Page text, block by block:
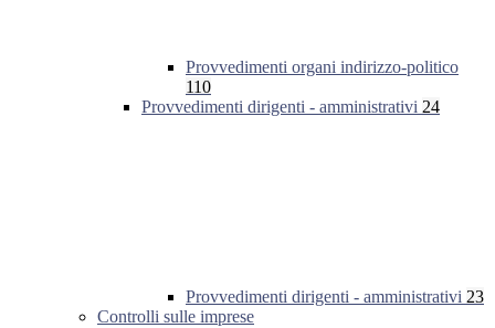
Provvedimenti organi indirizzo-politico
110
Provvedimenti dirigenti - amministrativi 24
Provvedimenti dirigenti - amministrativi 23
Controlli sulle imprese